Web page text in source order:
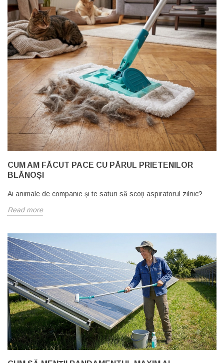
CUM AM FĂCUT PACE CU PĂRUL PRIETENILOR
BLĂNOȘI
Ai animale de companie și te saturi să scoți aspiratorul zilnic?
Read more